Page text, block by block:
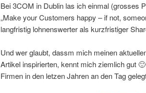
Bei 3COM in Dublin las ich einmal (grosses
„Make your Customers happy – if not,
langfristig lohnenswerter als kurzfristiger
Und wer glaubt, dassm mich meinen
Artikel inspirierten, kennt mich ziemlich gut
Firmen in den letzen Jahren an den Tag